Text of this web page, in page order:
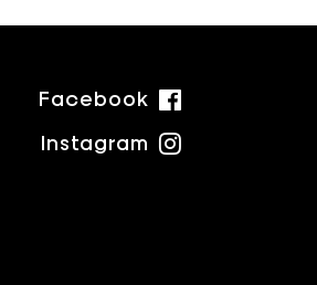
Facebook
Instagram